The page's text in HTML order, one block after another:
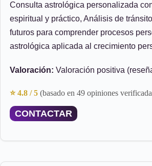
Consulta astrológica personalizada
espiritual y práctico, Análisis de
futuros para comprender procesos
astrológica aplicada al crecimiento
Valoración: Valoración positiva
⭐ 4.8 / 5 (basado en 49 opiniones
CONTACTAR